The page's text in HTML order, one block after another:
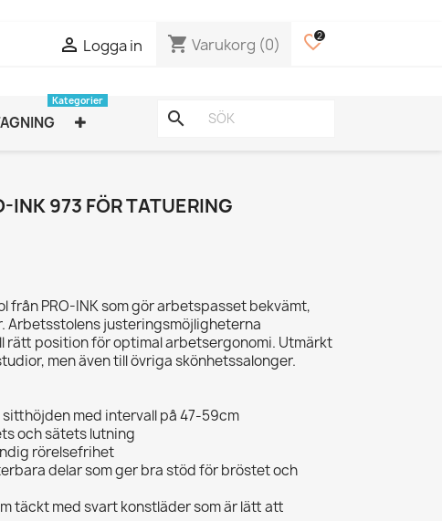
 Logga in shopping_cart Varukorg (0) favorite_border
2
Kategorier
search
INK 973 FÖR TATUERING
från PRO-INK som gör arbetspasset bekvämt,
Arbetsstolens justeringsmöjligheterna
rätt position för optimal arbetsergonomi. Utmärkt
men även till övriga skönhetssalonger.
med intervall på 47-59cm
och sätets lutning
rörelsefrihet
delar som ger bra stöd för bröstet och
täckt med svart konstläder som är lätt att